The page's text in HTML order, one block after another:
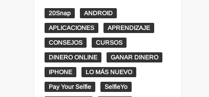
20Snap ANDROID
APLICACIONES APRENDIZAJE
CONSEJOS CURSOS
DINERO ONLINE GANAR DINERO
IPHONE LO MÁS NUEVO
Pay Your Selfie SelfieYo